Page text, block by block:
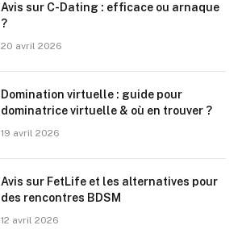
Avis sur C-Dating : efficace ou arnaque
?
20 avril 2026
Domination virtuelle : guide pour
dominatrice virtuelle & où en trouver ?
19 avril 2026
Avis sur FetLife et les alternatives pour
des rencontres BDSM
12 avril 2026